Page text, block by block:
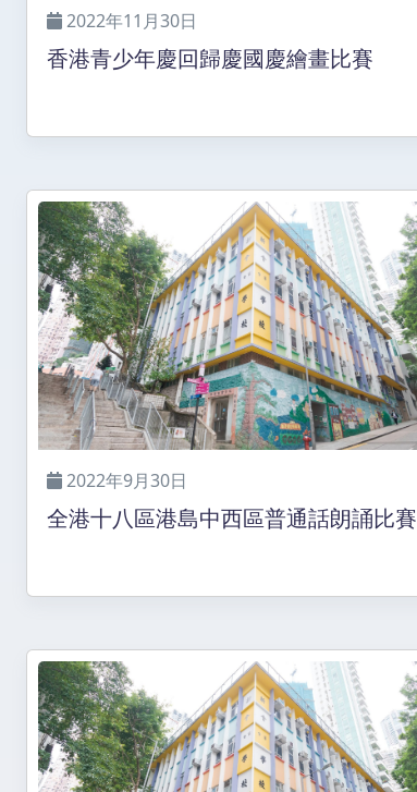
2022年11月30日
香港青少年慶回歸慶國慶繪畫比賽
2022年9月30日
全港十八區港島中西區普通話朗誦比賽